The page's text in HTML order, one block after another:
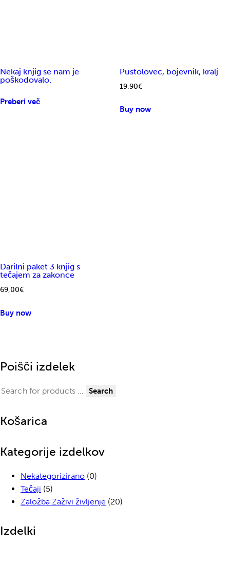
Nekaj knjig se nam je
poškodovalo.
Preberi več
Pustolovec, bojevnik, kralj
19,90€
Buy now
Darilni paket 3 knjig s
tečajem za zakonce
69,00€
Buy now
Poišči izdelek
Search
Košarica
Kategorije izdelkov
Nekategorizirano (0)
Tečaji (5)
Založba Zaživi življenje (20)
Izdelki